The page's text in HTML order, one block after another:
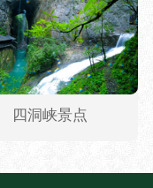
四洞峡景点